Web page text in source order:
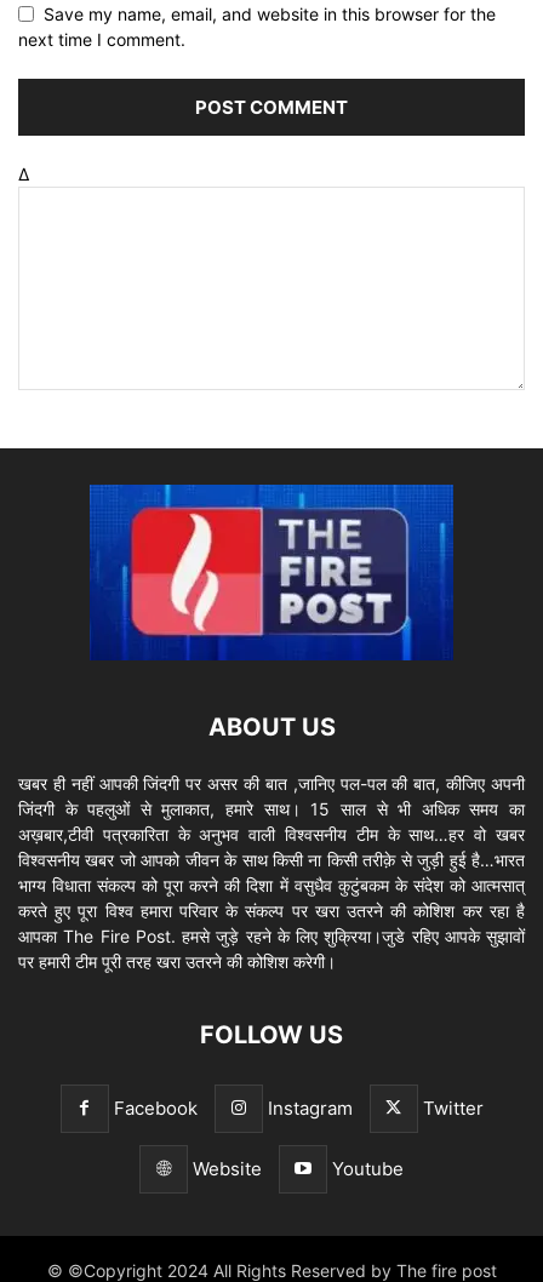
Save my name, email, and website in this browser for the
next time I comment.
Δ
ABOUT US
खबर ही नहीं आपकी जिंदगी पर असर की बात ,जानिए पल-पल की बात, कीजिए अपनी
जिंदगी के पहलुओं से मुलाकात, हमारे साथ। 15 साल से भी अधिक समय का
अख़बार,टीवी पत्रकारिता के अनुभव वाली विश्वसनीय टीम के साथ…हर वो खबर
विश्वसनीय खबर जो आपको जीवन के साथ किसी ना किसी तरीक़े से जुड़ी हुई है…भारत
भाग्य विधाता संकल्प को पूरा करने की दिशा में वसुधैव कुटुंबकम के संदेश को आत्मसात्
करते हुए पूरा विश्व हमारा परिवार के संकल्प पर खरा उतरने की कोशिश कर रहा है
आपका The Fire Post. हमसे जुड़े रहने के लिए शुक्रिया।जुडे रहिए आपके सुझावों
पर हमारी टीम पूरी तरह खरा उतरने की कोशिश करेगी।
FOLLOW US
Facebook Instagram Twitter
Website Youtube
© ©Copyright 2024 All Rights Reserved by The fire post